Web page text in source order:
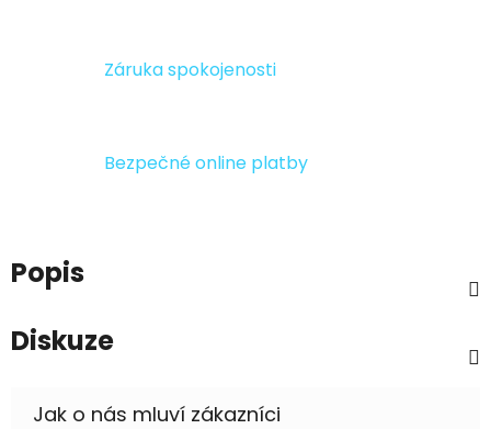
Záruka spokojenosti
Bezpečné online platby
Popis
Diskuze